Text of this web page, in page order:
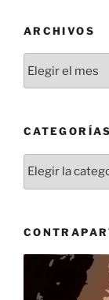
ARCHIVOS
CATEGORÍAS